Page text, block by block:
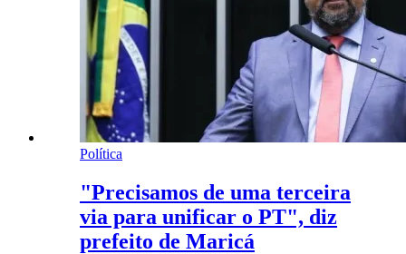
Política
"Precisamos de uma terceira
via para unificar o PT", diz
prefeito de Maricá